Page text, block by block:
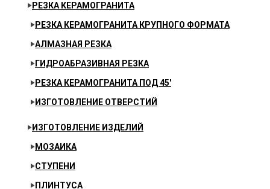
РЕЗКА КЕРАМОГРАНИТА
РЕЗКА КЕРАМОГРАНИТА КРУПНОГО ФОРМАТА
АЛМАЗНАЯ РЕЗКА
ГИДРОАБРАЗИВНАЯ РЕЗКА
РЕЗКА КЕРАМОГРАНИТА ПОД 45′
ИЗГОТОВЛЕНИЕ ОТВЕРСТИЙ
ИЗГОТОВЛЕНИЕ ИЗДЕЛИЙ
МОЗАИКА
СТУПЕНИ
ПЛИНТУСА